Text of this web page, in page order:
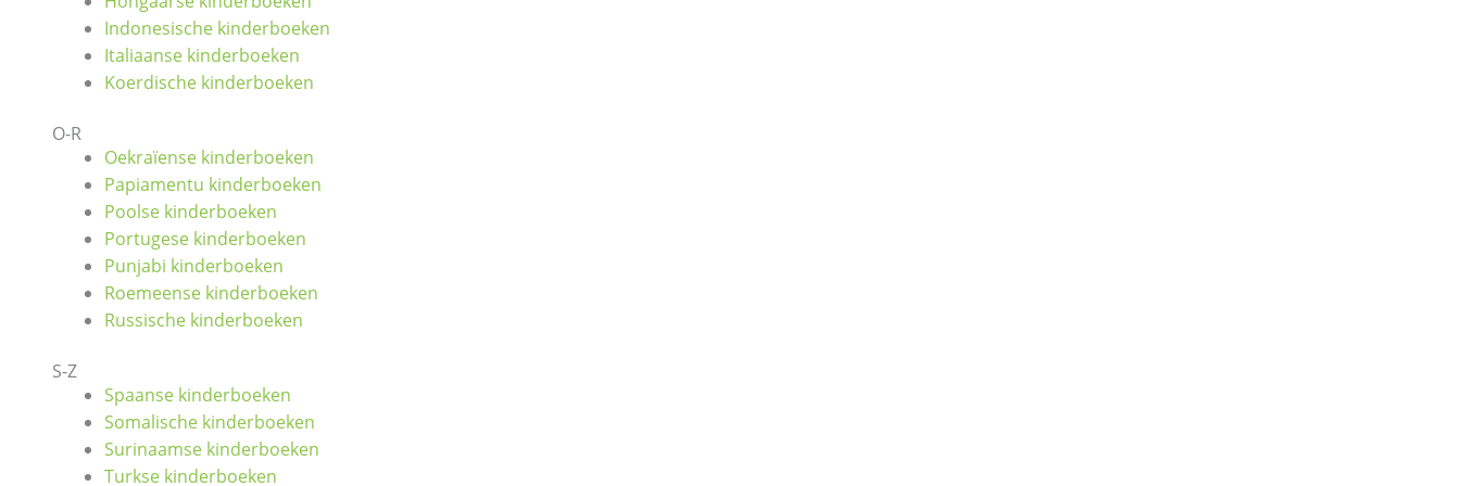
Indonesische kinderboeken
Italiaanse kinderboeken
Koerdische kinderboeken
O-R
Oekraïense kinderboeken
Papiamentu kinderboeken
Poolse kinderboeken
Portugese kinderboeken
Punjabi kinderboeken
Roemeense kinderboeken
Russische kinderboeken
S-Z
Spaanse kinderboeken
Somalische kinderboeken
Surinaamse kinderboeken
Turkse kinderboeken